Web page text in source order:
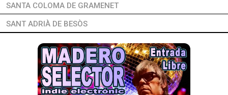
SANTA COLOMA DE GRAMENET
SANT ADRIÀ DE BESÒS